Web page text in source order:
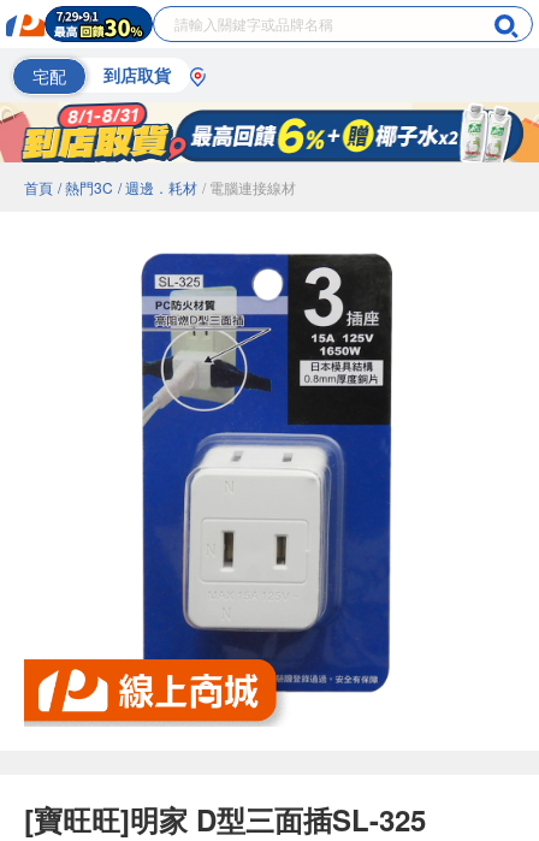
宅配 到店取貨
首頁 / 熱門3C / 週邊．耗材 / 電腦連接線材
[寶旺旺]明家 D型三面插SL-325